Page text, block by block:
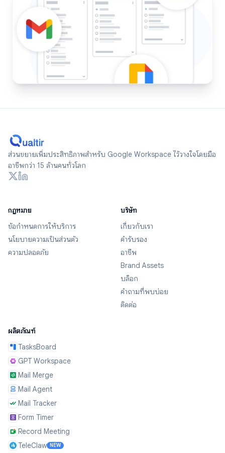
ส่วนขยายเพิ่มประสิทธิภาพสำหรับ Google Workspace ไว้วางใจโดยมือ
อาชีพกว่า 15 ล้านคนทั่วโลก
กฎหมาย
ข้อกำหนดการให้บริการ
นโยบายความเป็นส่วนตัว
ความปลอดภัย
บริษัท
เกี่ยวกับเรา
คำรับรอง
อาชีพ
Brand Assets
บล็อก
คำถามที่พบบ่อย
ติดต่อ
ผลิตภัณฑ์
TasksBoard
GPT Workspace
Mail Merge
Mail Agent
Mail Tracker
Form Timer
Record Meeting
TeleClaw NEW